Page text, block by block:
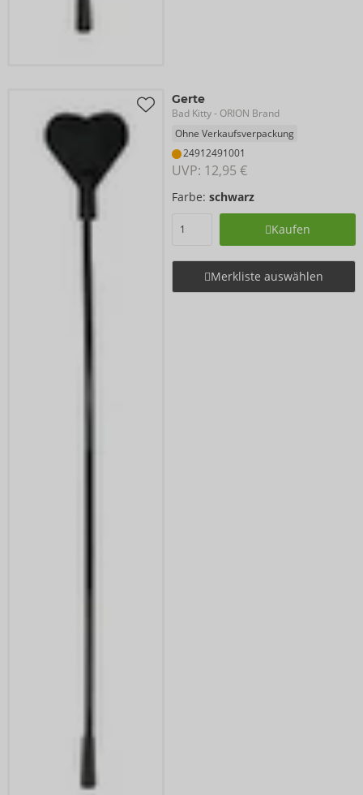
Gerte
Bad Kitty- ORION Brand
Ohne Verkaufsverpackung
24912491001
UVP: 12,95 €
Farbe: schwarz
Kaufen
Merkliste auswählen